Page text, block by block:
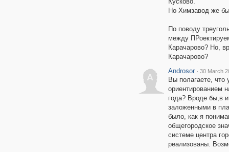
Но Химзавод же
По поводу
между
Карачарово? Но,
Карачарово?
A
Androsor · 30 March
Вы полагаете, что
ориентированием
года? Вроде бы,в
заложенными в
было, как я
общегородское
системе центра
реализованы.